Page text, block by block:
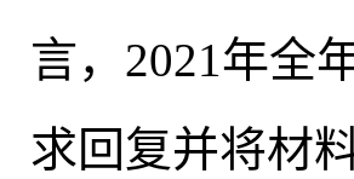
言， 2021年全
求回复并将材